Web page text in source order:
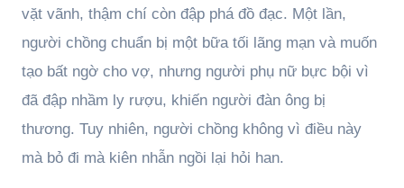
vặt vãnh, thậm chí còn đập phá đồ đạc. Một lần,
người chồng chuẩn bị một bữa tối lãng mạn và muốn
tạo bất ngờ cho vợ, nhưng người phụ nữ bực bội vì
đã đập nhầm ly rượu, khiến người đàn ông bị
thương. Tuy nhiên, người chồng không vì điều này
mà bỏ đi mà kiên nhẫn ngồi lại hỏi han.